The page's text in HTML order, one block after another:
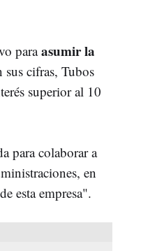
paraasumir la
cifras, Tubos
superior al 10
para colaborar a
en
esta empresa".